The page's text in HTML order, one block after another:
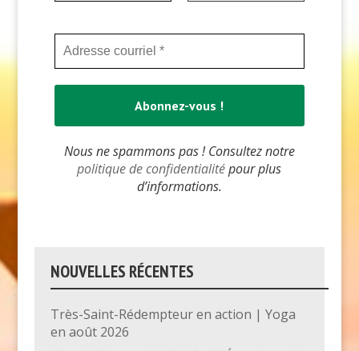
Nous ne spammons pas ! Consultez notre
politique de confidentialitépour plus
d’informations.
NOUVELLES RÉCENTES
Très-Saint-Rédempteur en action | Yoga
en août 2026